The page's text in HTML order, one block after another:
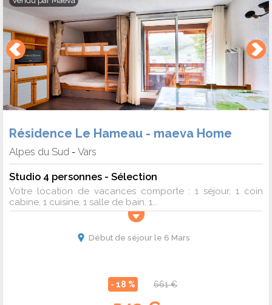
Résidence Le Hameau - maeva Home
Alpes du Sud - Vars
Studio 4 personnes - Sélection
Votre location de vacances comporte : 1 séjour, 1 coin
cabine, 1 cuisine, 1 salle de bain, 1...
Début de séjour le 6 Mars
- 18 % 661 €